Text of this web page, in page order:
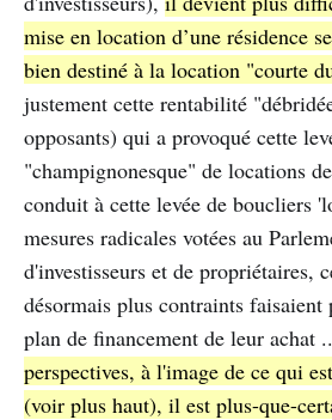
mise en location d’une résidence
bien destiné à la location "courte
justement cette rentabilité
opposants) qui a provoqué cette
"champignonesque" de locations
conduit à cette levée de boucliers
mesures radicales votées au
d'investisseurs et de propriétaires,
désormais plus contraints
plan de financement de leur achat
perspectives, à l'image de ce qui
(voir plus haut), il est plus-que-